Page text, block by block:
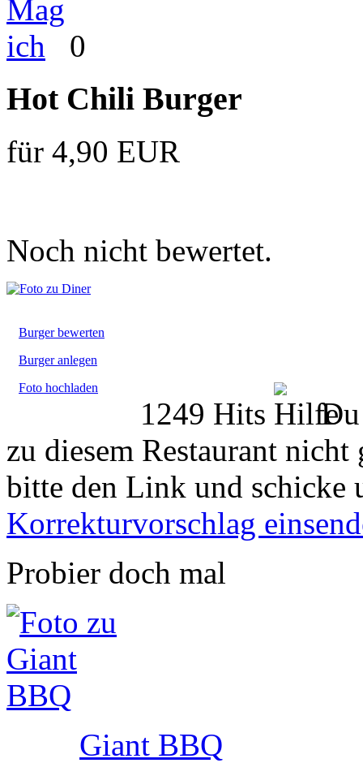
0
Hot Chili Burger
für 4,90 EUR
Noch nicht bewertet.
Burger bewerten
Burger anlegen
Foto hochladen
1249 Hits
zu diesem Restaurant
bitte den Link und schicke
Korrekturvorschlag
Probier doch mal
Giant BBQ